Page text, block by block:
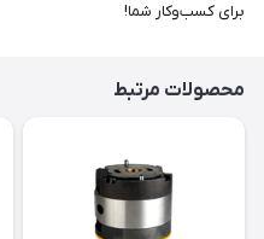
برای کسب‌وکار شما!
محصولات مرتبط